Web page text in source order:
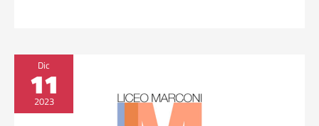
Dic
11
2023
Incontro
conoscere
consultorio